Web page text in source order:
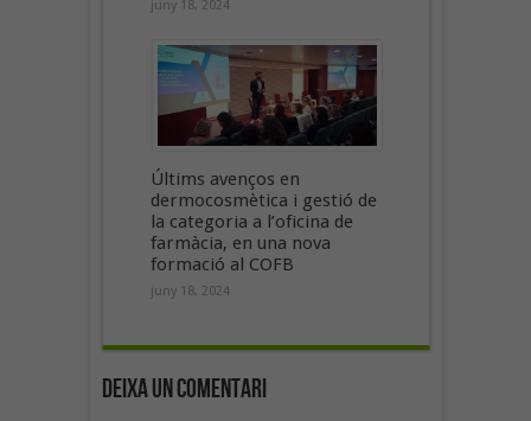
juny 18, 2024
Últims avenços en
dermocosmètica i gestió de
la categoria a l’oficina de
farmàcia, en una nova
formació al COFB
juny 18, 2024
Deixa un Comentari